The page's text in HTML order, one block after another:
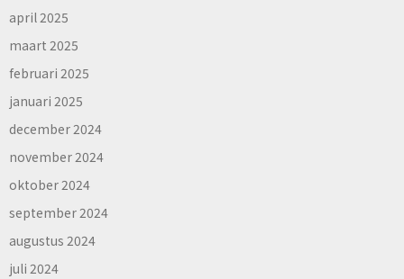
april 2025
maart 2025
februari 2025
januari 2025
december 2024
november 2024
oktober 2024
september 2024
augustus 2024
juli 2024